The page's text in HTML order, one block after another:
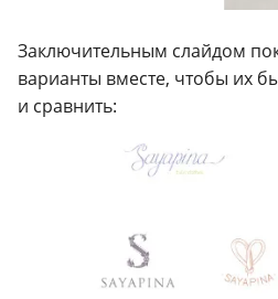
Заключительным слайдом
варианты вместе, чтобы их
и сравнить: